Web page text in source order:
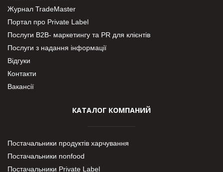
Журнал TradeMaster
Портал про Private Label
Послуги В2В- маркетингу та PR для клієнтів
Послуги з надання інформації
Відгуки
Контакти
Вакансії
КАТАЛОГ КОМПАНИЙ
Постачальники продуктів харчування
Постачальники nonfood
Постачальники Private Label